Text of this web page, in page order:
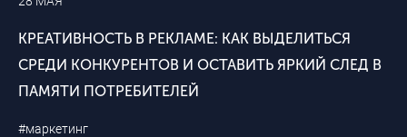
КРЕАТИВНОСТЬ В РЕКЛАМЕ: КАК ВЫДЕЛИТЬСЯ
СРЕДИ КОНКУРЕНТОВ И ОСТАВИТЬ ЯРКИЙ СЛЕД В
ПАМЯТИ ПОТРЕБИТЕЛЕЙ
#маркетинг